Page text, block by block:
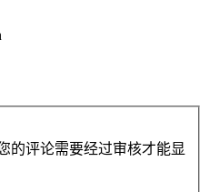
的评论需要经过审核才能显